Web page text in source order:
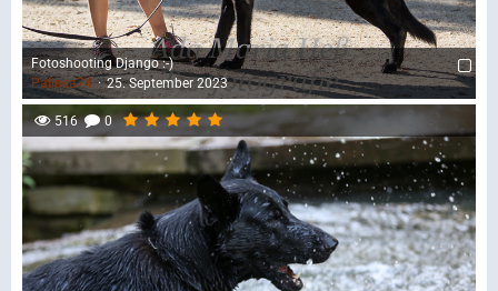
Fotoshooting Django :-)
Palinka74
25. September 2023
516 0